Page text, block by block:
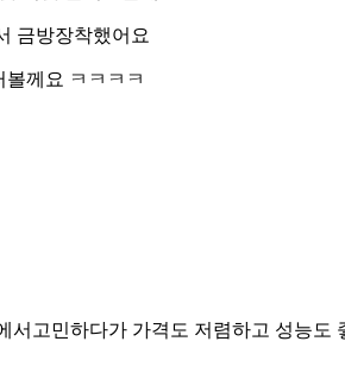
금방장착했어요
께요 ㅋㅋㅋㅋ
서고민하다가 가격도 저렴하고 성능